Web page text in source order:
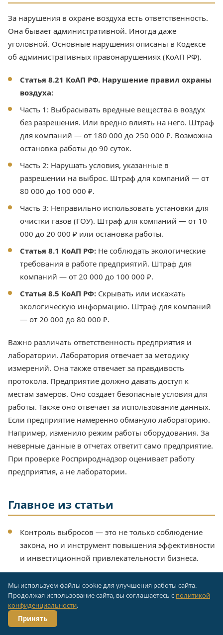
За нарушения в охране воздуха есть ответственность.
Она бывает административной. Иногда даже
уголовной. Основные нарушения описаны в Кодексе
об административных правонарушениях (КоАП РФ).
Статья 8.21 КоАП РФ. Нарушение правил охраны
воздуха:
Часть 1: Выбрасывать вредные вещества в воздух
без разрешения. Или вредно влиять на него. Штраф
для компаний — от 180 000 до 250 000 ₽. Возможна
остановка работы до 90 суток.
Часть 2: Нарушать условия, указанные в
разрешении на выброс. Штраф для компаний — от
80 000 до 100 000 ₽.
Часть 3: Неправильно использовать установки для
очистки газов (ГОУ). Штраф для компаний — от 10
000 до 20 000 ₽ или остановка работы.
Статья 8.1 КоАП РФ: Не соблюдать экологические
требования в работе предприятий. Штраф для
компаний — от 20 000 до 100 000 ₽.
Статья 8.5 КоАП РФ: Скрывать или искажать
экологическую информацию. Штраф для компаний
— от 20 000 до 80 000 ₽.
Важно различать ответственность предприятия и
лаборатории. Лаборатория отвечает за методику
измерений. Она также отвечает за правдивость
протокола. Предприятие должно давать доступ к
местам замеров. Оно создает безопасные условия для
работы. Также оно отвечает за использование данных.
Если предприятие намеренно обмануло лабораторию.
Например, изменило режим работы оборудования. За
неверные данные в отчетах ответит само предприятие.
При проверке Росприроднадзор оценивает работу
предприятия, а не лаборатории.
Главное из статьи
Контроль выбросов — это не только соблюдение
закона, но и инструмент повышения эффективности
и инвестиционной привлекательности бизнеса.
Инструментальные замеры, несмотря на стоимость,
часто оказываются экономически выгоднее
расчетных методов за счет точности данных и
снижения платежей.
Автоматические системы контроля (АСКВ) — это
Мы используем файлы cookie для улучшения работы сайта.
Продолжая использование сайта, вы соглашаетесь с политикой
конфиденциальности.
Принять